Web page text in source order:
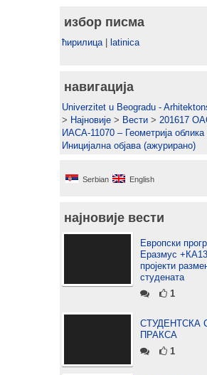
избор писма
ћирилица| latinica
навигација
Univerzitet u Beogradu -
> Најновије > Вести > 201617
ИАСА-11070 – Геометрија облика
Иницијална објава (ажурирано)
Serbian English
најновије вести
Европски
Еразмус
пројекти
студената
1
СТУДЕНТСКА
ПРАКСА
1